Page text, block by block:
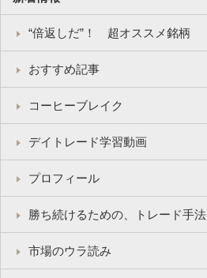
“倍返しだ”！ 超オススメ銘柄
おすすめ記事
コーヒーブレイク
デイトレード学習動画
プロフィール
勝ち続けるための、トレード手法
市場のウラ読み